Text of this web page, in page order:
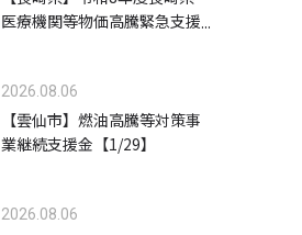
医療機関等物価高騰緊急支援
2026.08.06
【雲仙市】燃油高騰等対策事
業継続支援金【1/29】
2026.08.06